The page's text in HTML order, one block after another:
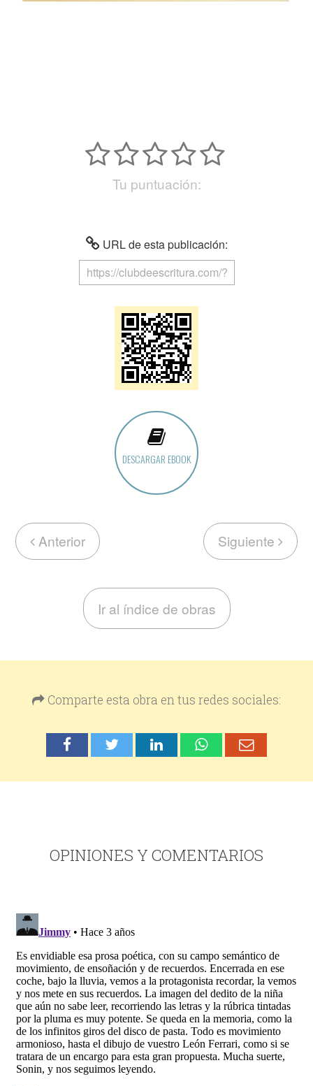
Tu puntuación:
URL de esta publicación:
DESCARGAR EBOOK
Anterior Siguiente
Ir al índice de obras
Comparte esta obra en tus redes sociales:
OPINIONES Y COMENTARIOS